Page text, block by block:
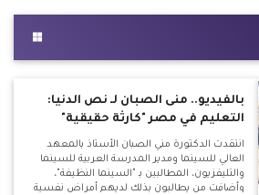
بالفيديو.. منى الصبان لـ نص الدنيا:
التعليم في مصر "كارثة حقيقية"
انتقدت الدكتورة مني الصبان الأستاذ بالمعهد
العالي للسينما ومدير المدرسة العربية للسينما
والتليفزيون، المطالبين بـ "السينما النظيفة"،
وأضافت من يطالبون بذلك لديهم أمراض نفسية